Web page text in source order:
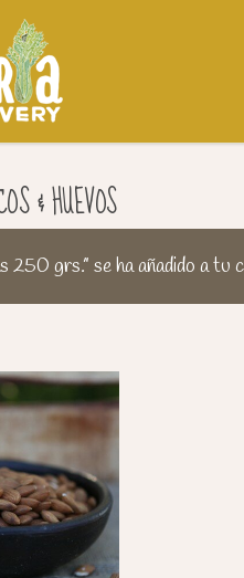
& HUEVOS
250 grs.” se ha añadido a tu